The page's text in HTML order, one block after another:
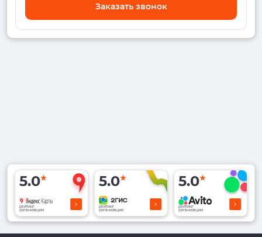
Заказать звонок
5.0
рейтинг
организации
5.0
рейтинг
организации
5.0
рейтинг
организации